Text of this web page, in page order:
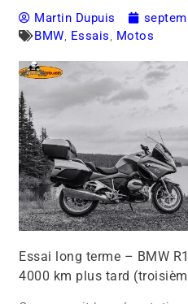
Martin Dupuis
BMW, Essais, Motos
Essai long terme – BMW
4000 km plus tard